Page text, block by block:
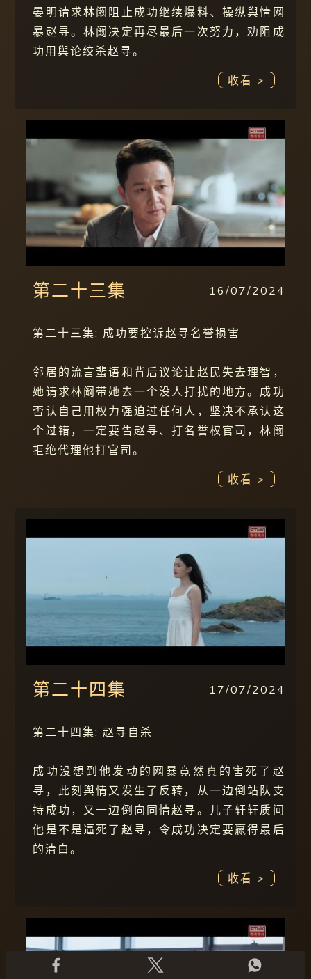
晏明请求林阚阻止成功继续爆料、操纵舆情网
暴赵寻。林阚决定再尽最后一次努力，劝阻成
功用舆论绞杀赵寻。
收看 >
第二十三集 16/07/2024
第二十三集: 成功要控诉赵寻名誉损害
邻居的流言蜚语和背后议论让赵民失去理智，
她请求林阚带她去一个没人打扰的地方。成功
否认自己用权力强迫过任何人，坚决不承认这
个过错，一定要告赵寻、打名誉权官司，林阚
拒绝代理他打官司。
收看 >
第二十四集 17/07/2024
第二十四集: 赵寻自杀
成功没想到他发动的网暴竟然真的害死了赵
寻，此刻舆情又发生了反转，从一边倒站队支
持成功，又一边倒向同情赵寻。儿子轩轩质问
他是不是逼死了赵寻，令成功决定要赢得最后
的清白。
收看 >